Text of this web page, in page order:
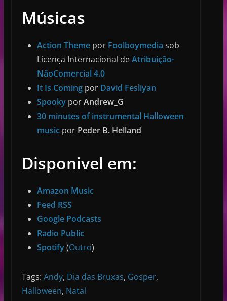
Músicas
Action Themepor Foolboymedia sob
Licença Internacional deAtribuição-
NãoComercial 4.0
It Is Comingpor David Fesliyan
Spooky porAndrew_G
30 minutes of instrumental Halloween
musicpor Peder B. Helland
Disponivel em:
Amazon Music
Feed RSS
Google Podcasts
Radio Public
Spotify(⁠⁠⁠Outro⁠⁠⁠)
Tags: Andy, Dia das Bruxas, Gosper,
Halloween, Natal